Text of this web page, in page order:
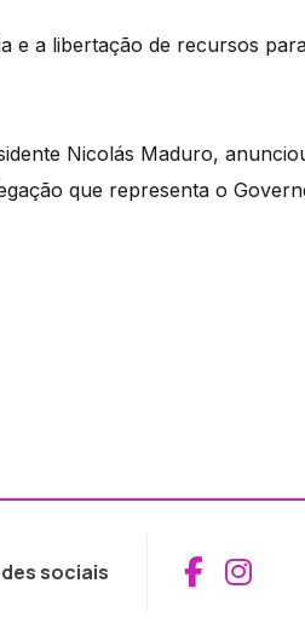
e a libertação de recursos
Nicolás Maduro,
que representa o
sociais